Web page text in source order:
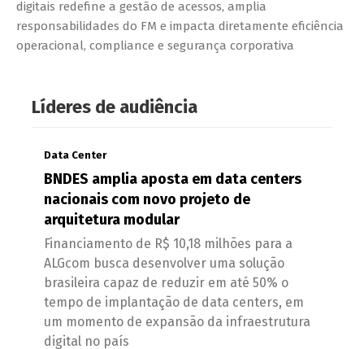
digitais redefine a gestão de acessos, amplia
responsabilidades do FM e impacta diretamente eficiência
operacional, compliance e segurança corporativa
Líderes de audiência
Data Center
BNDES amplia aposta em data centers
nacionais com novo projeto de
arquitetura modular
Financiamento de R$ 10,18 milhões para a
ALGcom busca desenvolver uma solução
brasileira capaz de reduzir em até 50% o
tempo de implantação de data centers, em
um momento de expansão da infraestrutura
digital no país